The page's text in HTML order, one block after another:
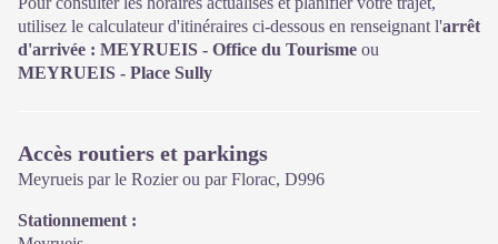
Sur place : Une boutique, librairie découverte et produits siglés
PNC.
Ouvert toute l'année (se renseigner sur les jours et horaires en
saison hivernale).
utilisez le calculateur d'itinéraires ci-dessous en renseignant l'arrêt
d'arrivée : MEYRUEIS - Office du Tourisme ou
MEYRUEIS - Place Sully
Accès routiers et parkings
Meyrueis par le Rozier ou par Florac, D996
Stationnement :